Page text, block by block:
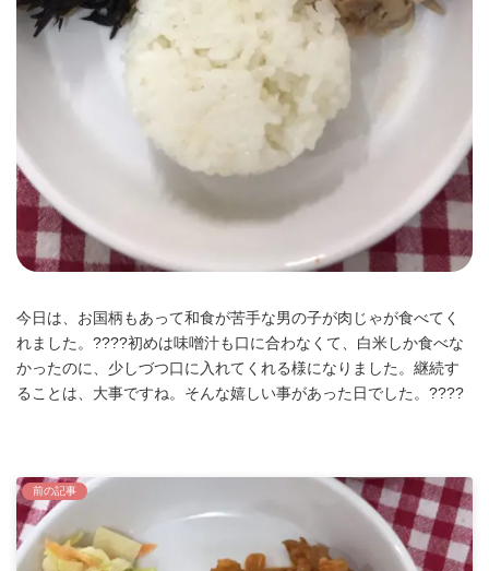
今日は、お国柄もあって和食が苦手な男の子が肉じゃが食べてく
れました。????初めは味噌汁も口に合わなくて、白米しか食べな
かったのに、少しづつ口に入れてくれる様になりました。継続す
ることは、大事ですね。そんな嬉しい事があった日でした。????
前の記事